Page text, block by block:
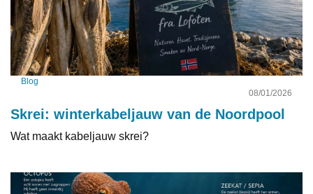
Blog
08/01/2026
Skrei: winterkabeljauw van de Noordpool
Wat maakt kabeljauw skrei?